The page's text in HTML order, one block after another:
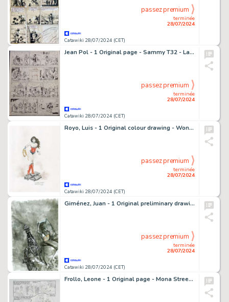
Catawiki 28/07/2024 (CET)
terminée
28/07/2024
passez premium
Jean Pol - 1 Original page - Sammy T32 - La BA des gorilles - 1996
Catawiki 28/07/2024 (CET)
terminée
28/07/2024
passez premium
Royo, Luis - 1 Original colour drawing - Wonder Woman Rebirth - 2015
Catawiki 28/07/2024 (CET)
terminée
28/07/2024
passez premium
Giménez, Juan - 1 Original preliminary drawing - Batman - Alternative cover
Catawiki 28/07/2024 (CET)
terminée
28/07/2024
passez premium
Frollo, Leone - 1 Original page - Mona Street - La boutique de Monique